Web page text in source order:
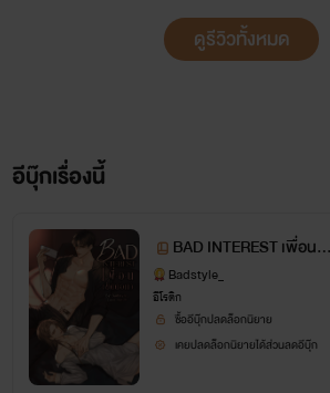
เพราะหมดหนทาง เธอจึงยอมทิ้งศักดิ์ศรี
เข้าแลกขัดดอก
ดูรีวิวทั้งหมด
อีบุ๊กเรื่องนี้
BAD INTEREST เพื่อน(ขั
ดดอก) 20+
Badstyle_
อีโรติก
ซื้ออีบุ๊กปลดล็อกนิยาย
เคยปลดล็อกนิยายได้ส่วนลดอีบุ๊ก